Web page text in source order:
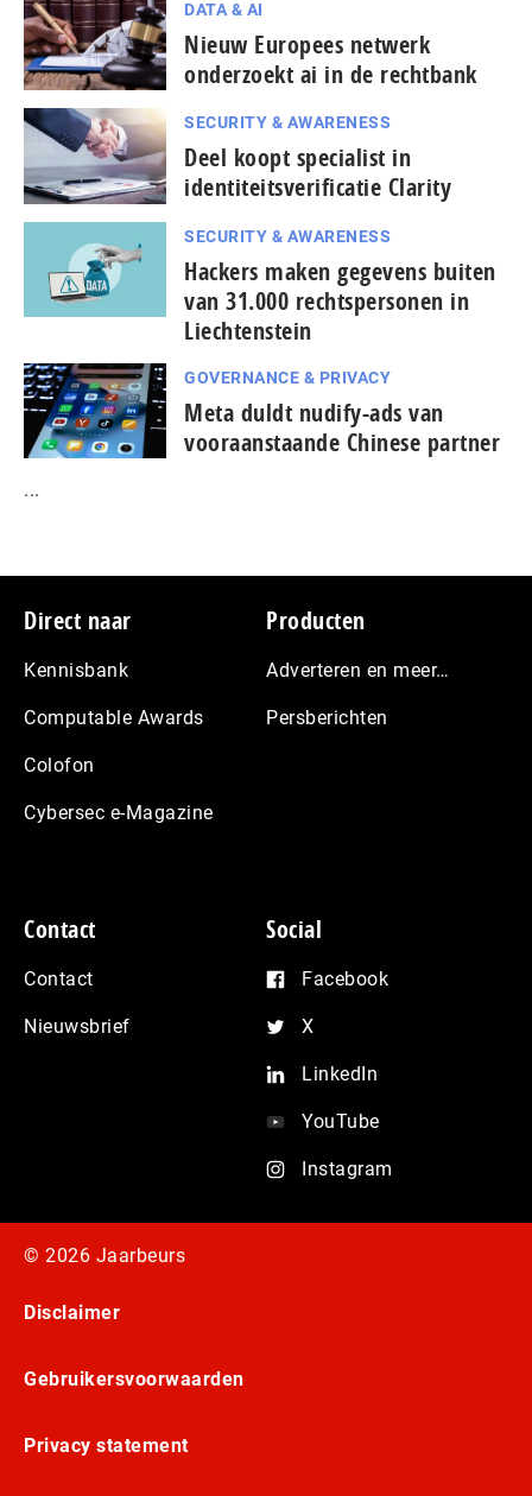
DATA & AI
Nieuw Europees netwerk
onderzoekt ai in de rechtbank
SECURITY & AWARENESS
Deel koopt specialist in
identiteitsverificatie Clarity
SECURITY & AWARENESS
Hackers maken gegevens buiten
van 31.000 rechtspersonen in
Liechtenstein
GOVERNANCE & PRIVACY
Meta duldt nudify-ads van
vooraanstaande Chinese partner
...
Footer
Direct naar
Kennisbank
Computable Awards
Colofon
Cybersec e-Magazine
Producten
Adverteren en meer…
Persberichten
Contact
Contact
Nieuwsbrief
Social
Facebook
X
LinkedIn
YouTube
Instagram
© 2026 Jaarbeurs
Disclaimer
Gebruikersvoorwaarden
Privacy statement